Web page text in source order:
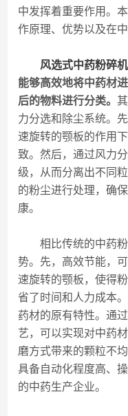
中发挥着重要作用。
作原理、优势以及在
风选式中药粉碎机
能够高效地将中药材
后的物料进行分类。
力分选和除尘系统。
速旋转的颚板的作用
致。然后，通过风力
级，从而分离出不同
的粉尘进行处理，确
康。
相比传统的中药粉
势。先，高效节能，
速旋转的颚板，使得
省了时间和人力成本
药材的原有特性。通
艺，可以实现对中药
磨方式带来的颗粒不
具备自动化程度高、
的中药生产企业。